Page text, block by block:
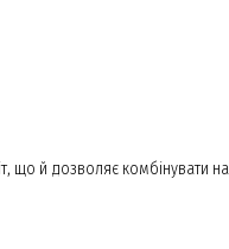
що й дозволяє комбінувати